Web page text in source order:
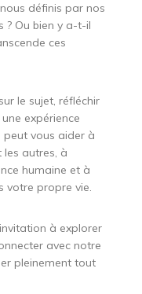
définis par nos
? Ou bien y a-t-il
ces
le sujet, réfléchir
expérience
vous aider à
autres, à
humaine et à
votre propre vie.
à explorer
avec notre
pleinement tout